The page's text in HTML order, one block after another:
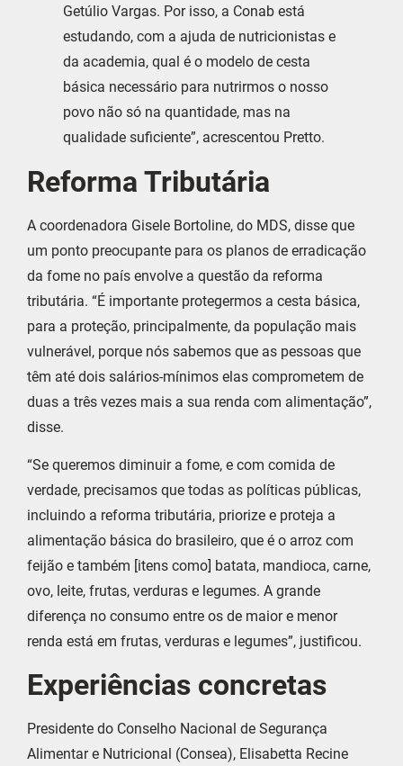
Getúlio Vargas. Por isso, a Conab está
estudando, com a ajuda de nutricionistas e
da academia, qual é o modelo de cesta
básica necessário para nutrirmos o nosso
povo não só na quantidade, mas na
qualidade suficiente”, acrescentou Pretto.
Reforma Tributária
A coordenadora Gisele Bortoline, do MDS, disse que
um ponto preocupante para os planos de erradicação
da fome no país envolve a questão da reforma
tributária. “É importante protegermos a cesta básica,
para a proteção, principalmente, da população mais
vulnerável, porque nós sabemos que as pessoas que
têm até dois salários-mínimos elas comprometem de
duas a três vezes mais a sua renda com alimentação”,
disse.
“Se queremos diminuir a fome, e com comida de
verdade, precisamos que todas as políticas públicas,
incluindo a reforma tributária, priorize e proteja a
alimentação básica do brasileiro, que é o arroz com
feijão e também [itens como] batata, mandioca, carne,
ovo, leite, frutas, verduras e legumes. A grande
diferença no consumo entre os de maior e menor
renda está em frutas, verduras e legumes”, justificou.
Experiências concretas
Presidente do Conselho Nacional de Segurança
Alimentar e Nutricional (Consea), Elisabetta Recine